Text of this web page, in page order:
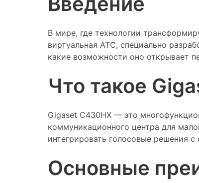
В мире, где технологии
виртуальная АТС, специально
какие возможности оно открывает
Что такое
Gigaset C430HX — это
коммуникационного центра для
интегрировать голосовые решения
Основные